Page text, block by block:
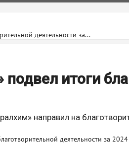
деятельности за...
итоги
направил на